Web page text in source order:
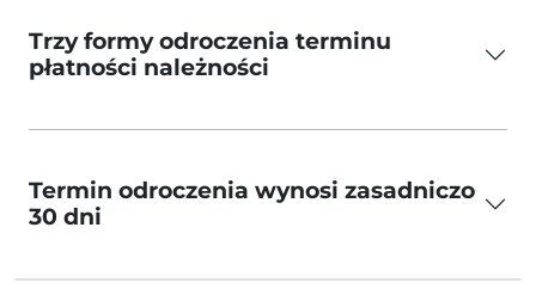
Trzy formy odroczenia terminu
płatności należności
Termin odroczenia wynosi zasadniczo
30 dni